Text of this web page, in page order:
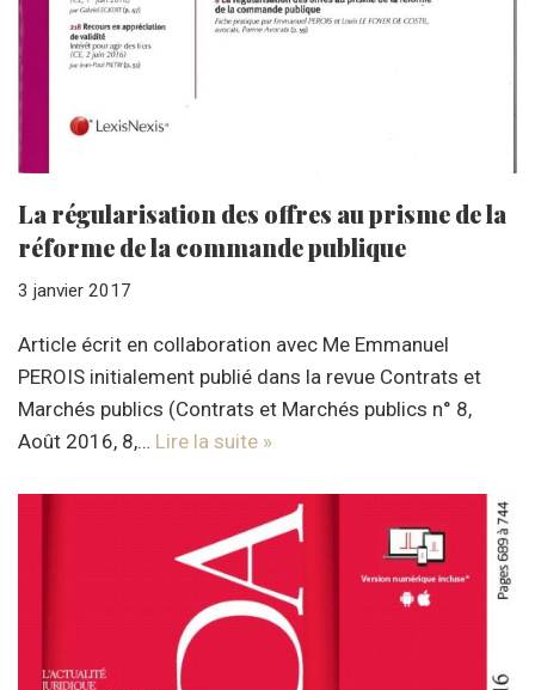
La régularisation des offres au prisme de la
réforme de la commande publique
3 janvier 2017
Article écrit en collaboration avec Me Emmanuel
PEROIS initialement publié dans la revue Contrats et
Marchés publics (Contrats et Marchés publics n° 8,
Août 2016, 8,… Lire la suite »